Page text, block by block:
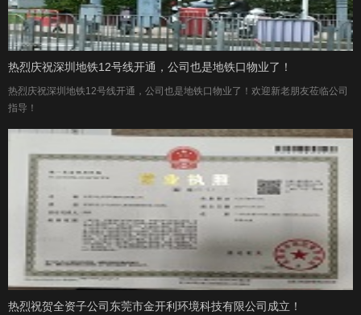
热烈庆祝深圳地铁12号线开通，公司也是地铁口物业了！
热烈庆祝深圳地铁12号线开通，公司也是地铁口物业了！欢迎新老朋友莅临公司
指导！
热烈祝贺全资子公司东莞市金开利环境科技有限公司成立！